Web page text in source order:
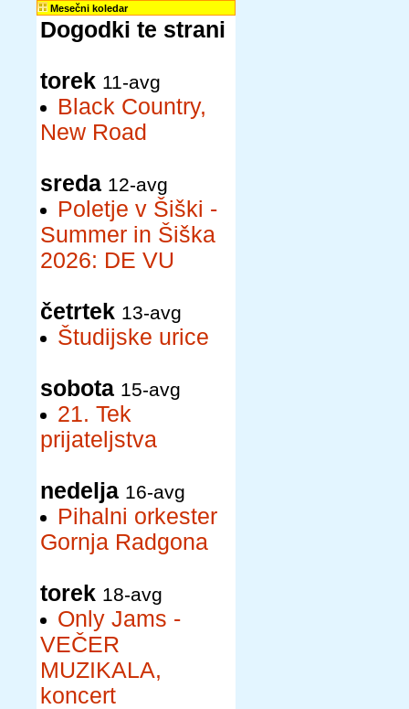
Mesečni koledar
Dogodki te strani
torek 11-avg
Black Country,
New Road
sreda 12-avg
Poletje v Šiški -
Summer in Šiška
2026: DE VU
četrtek 13-avg
Študijske urice
sobota 15-avg
21. Tek
prijateljstva
nedelja 16-avg
Pihalni orkester
Gornja Radgona
torek 18-avg
Only Jams -
VEČER
MUZIKALA,
koncert